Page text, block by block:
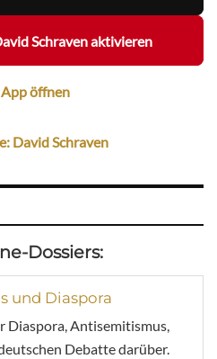
Schraven aktivieren
öffnen
David Schraven
Dossiers:
und Diaspora
Diaspora, Antisemitismus,
Debatte darüber.